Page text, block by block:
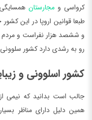
کرواسی و مجارستان
و ششصد هزار نفراست و
رو به رشدی دارد کشور
کشور اسلوونی و
جالب است بدانید که نیمی
همین دلیل دارای مناظر